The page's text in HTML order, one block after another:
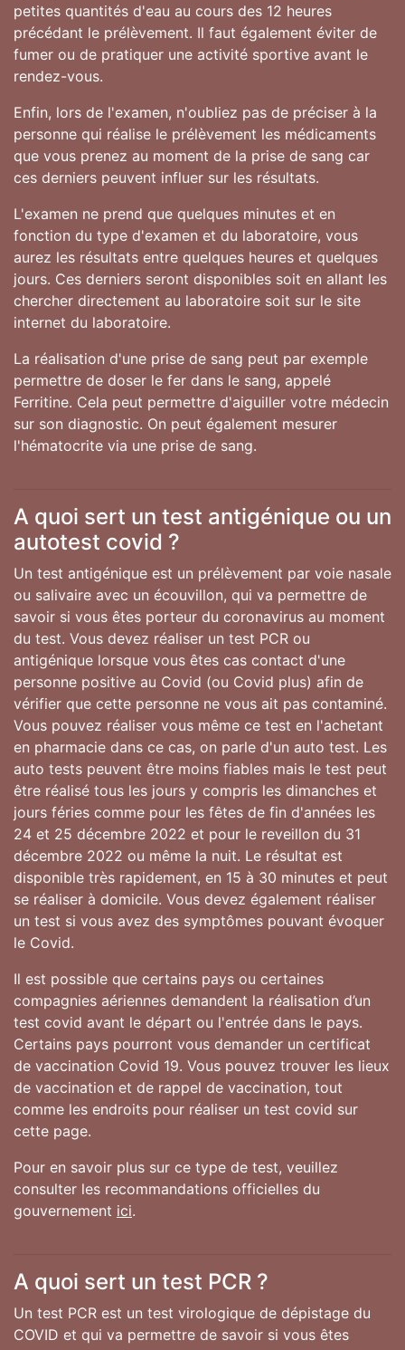
petites quantités d'eau au cours des 12 heures
précédant le prélèvement. Il faut également éviter de
fumer ou de pratiquer une activité sportive avant le
rendez-vous.
Enfin, lors de l'examen, n'oubliez pas de préciser à la
personne qui réalise le prélèvement les médicaments
que vous prenez au moment de la prise de sang car
ces derniers peuvent influer sur les résultats.
L'examen ne prend que quelques minutes et en
fonction du type d'examen et du laboratoire, vous
aurez les résultats entre quelques heures et quelques
jours. Ces derniers seront disponibles soit en allant les
chercher directement au laboratoire soit sur le site
internet du laboratoire.
La réalisation d'une prise de sang peut par exemple
permettre de doser le fer dans le sang, appelé
Ferritine. Cela peut permettre d'aiguiller votre médecin
sur son diagnostic. On peut également mesurer
l'hématocrite via une prise de sang.
A quoi sert un test antigénique ou un
autotest covid ?
Un test antigénique est un prélèvement par voie nasale
ou salivaire avec un écouvillon, qui va permettre de
savoir si vous êtes porteur du coronavirus au moment
du test. Vous devez réaliser un test PCR ou
antigénique lorsque vous êtes cas contact d'une
personne positive au Covid (ou Covid plus) afin de
vérifier que cette personne ne vous ait pas contaminé.
Vous pouvez réaliser vous même ce test en l'achetant
en pharmacie dans ce cas, on parle d'un auto test. Les
auto tests peuvent être moins fiables mais le test peut
être réalisé tous les jours y compris les dimanches et
jours féries comme pour les fêtes de fin d'années les
24 et 25 décembre 2022 et pour le reveillon du 31
décembre 2022 ou même la nuit. Le résultat est
disponible très rapidement, en 15 à 30 minutes et peut
se réaliser à domicile. Vous devez également réaliser
un test si vous avez des symptômes pouvant évoquer
le Covid.
Il est possible que certains pays ou certaines
compagnies aériennes demandent la réalisation d’un
test covid avant le départ ou l'entrée dans le pays.
Certains pays pourront vous demander un certificat
de vaccination Covid 19. Vous pouvez trouver les lieux
de vaccination et de rappel de vaccination, tout
comme les endroits pour réaliser un test covid sur
cette page.
Pour en savoir plus sur ce type de test, veuillez
consulter les recommandations officielles du
gouvernement ici.
A quoi sert un test PCR ?
Un test PCR est un test virologique de dépistage du
COVID et qui va permettre de savoir si vous êtes